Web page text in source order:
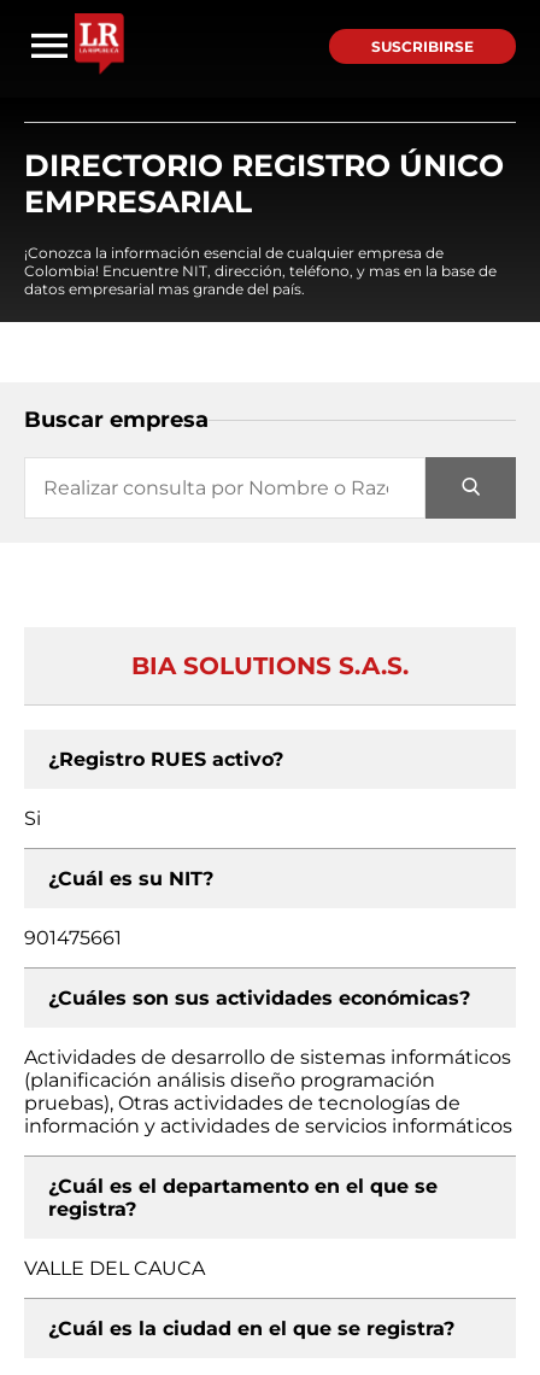
SUSCRIBIRSE
DIRECTORIO REGISTRO ÚNICO
EMPRESARIAL
¡Conozca la información esencial de cualquier empresa de
Colombia! Encuentre NIT, dirección, teléfono, y mas en la base de
datos empresarial mas grande del país.
Buscar empresa
BIA SOLUTIONS S.A.S.
¿Registro RUES activo?
Si
¿Cuál es su NIT?
901475661
¿Cuáles son sus actividades económicas?
Actividades de desarrollo de sistemas informáticos
(planificación análisis diseño programación
pruebas), Otras actividades de tecnologías de
información y actividades de servicios informáticos
¿Cuál es el departamento en el que se
registra?
VALLE DEL CAUCA
¿Cuál es la ciudad en el que se registra?